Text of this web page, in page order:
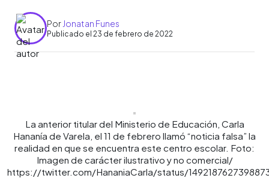
Por Jonatan Funes
Publicado el 23 de febrero de 2022
La anterior titular del Ministerio de Educación, Carla
Hananía de Varela, el 11 de febrero llamó “noticia falsa” la
realidad en que se encuentra este centro escolar. Foto:
Imagen de carácter ilustrativo y no comercial/
https://twitter.com/HananiaCarla/status/